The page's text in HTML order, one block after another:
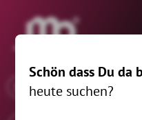
®
Wann
Schön dass Du da
heute suchen?